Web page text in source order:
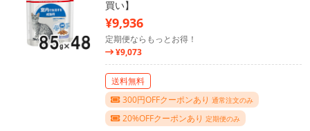
買い】
¥9,936
定期便ならもっとお得！
¥9,073
送料無料
300円OFFクーポンあり 通常注文のみ
20%OFFクーポンあり 定期便のみ